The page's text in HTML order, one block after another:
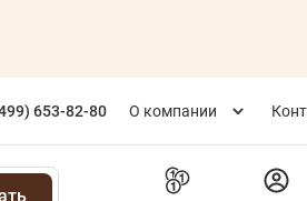
653-82-80 О компании